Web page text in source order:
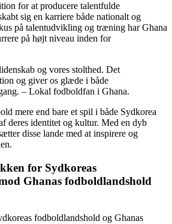
for at producere talentfulde
sig en karriere både nationalt og
på talentudvikling og træning har Ghana
på højt niveau inden for
og vores stolthed. Det
og giver os glæde i både
– Lokal fodboldfan i Ghana.
mere end bare et spil i både Sydkorea
deres identitet og kultur. Med en dyb
disse lande med at inspirere og
for Sydkoreas
Ghanas fodboldlandshold
fodboldlandshold og Ghanas